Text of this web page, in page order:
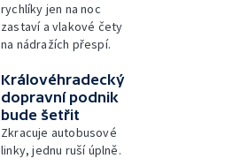
rychlíky jen na noc
zastaví a vlakové čety
na nádražích přespí.
Královéhradecký
dopravní podnik
bude šetřit
Zkracuje autobusové
linky, jednu ruší úplně.